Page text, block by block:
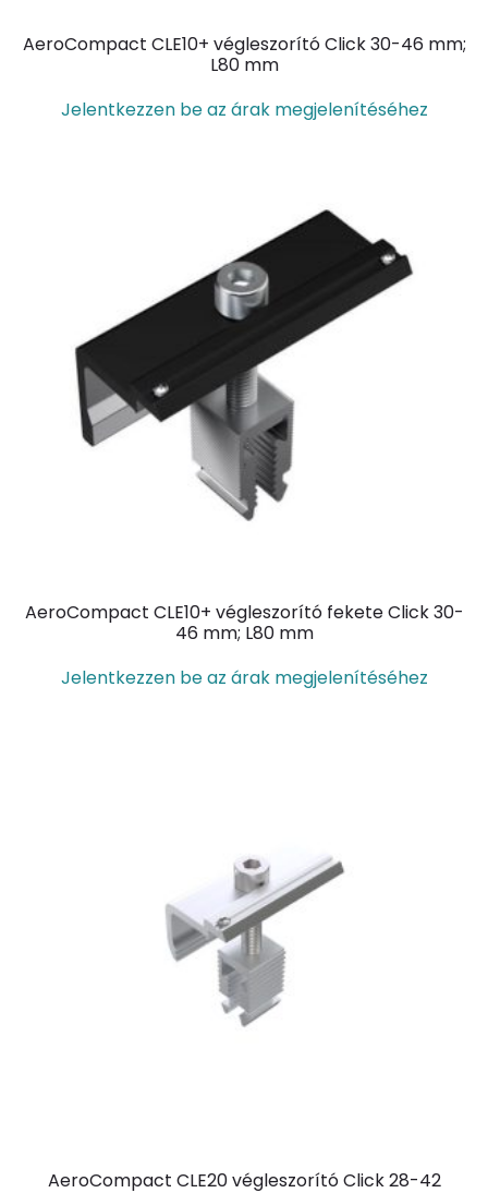
AeroCompact CLE10+ végleszorító Click 30-46 mm;
L80 mm
Jelentkezzen be az árak megjelenítéséhez
AeroCompact CLE10+ végleszorító fekete Click 30-
46 mm; L80 mm
Jelentkezzen be az árak megjelenítéséhez
AeroCompact CLE20 végleszorító Click 28-42